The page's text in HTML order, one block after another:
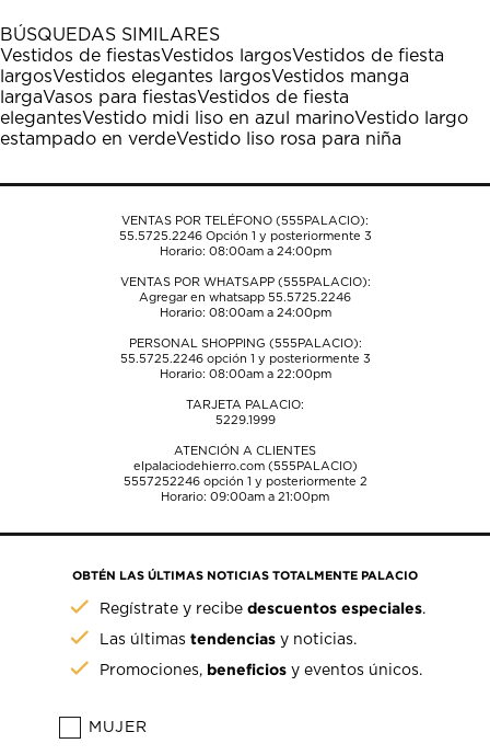
1
estrella
Esta
acción
abrirá
el
formulario
envío.
estrellas.
Esta
acción
abrirá
el
formulario
envío.
estrellas.
Esta
acción
abrirá
el
formulario
envío.
estrellas.
Esta
acción
abrirá
el
formulario
envío.
estrellas.
Esta
acción
abrirá
el
formulario
envío.
BÚSQUEDAS SIMILARES
Vestidos de fiestasVestidos largosVestidos de fiesta
largosVestidos elegantes largosVestidos manga
largaVasos para fiestasVestidos de fiesta
elegantesVestido midi liso en azul marinoVestido largo
estampado en verdeVestido liso rosa para niña
VENTAS POR TELÉFONO (555PALACIO):
55.5725.2246Opción 1 y posteriormente 3
Horario: 08:00am a 24:00pm
VENTAS POR WHATSAPP (555PALACIO):
Agregar en whatsapp 55.5725.2246
Horario: 08:00am a 24:00pm
PERSONAL SHOPPING (555PALACIO):
55.5725.2246opción 1 y posteriormente 3
Horario: 08:00am a 22:00pm
TARJETA PALACIO:
5229.1999
ATENCIÓN A CLIENTES
elpalaciodehierro.com (555PALACIO)
5557252246opción 1 y posteriormente 2
Horario: 09:00am a 21:00pm
OBTÉN LAS ÚLTIMAS NOTICIAS TOTALMENTE PALACIO
Regístrate y recibedescuentos especiales.
Las últimastendencias y noticias.
Promociones, beneficios y eventos únicos.
MUJER